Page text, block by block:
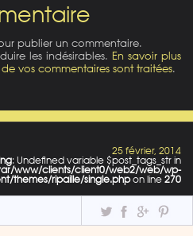
publier un commentaire.
les indésirables. En savoir plus
vos commentaires sont traitées.
25 février, 2014
: Undefined variable $post_tags_str in
www/clients/client0/web2/web/wp-
themes/ripaille/single.phpon line 270